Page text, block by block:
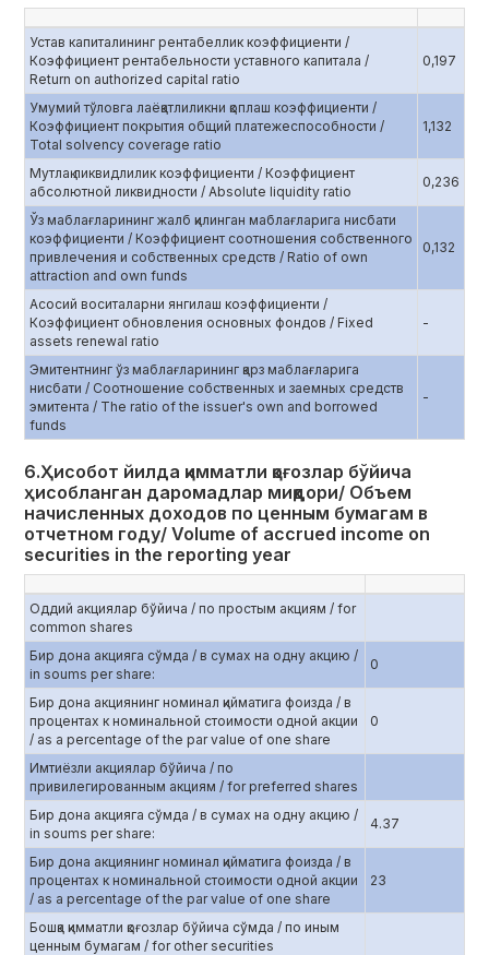
Устав капиталининг рентабеллик коэффициенти /
Коэффициент рентабельности уставного капитала /
Return on authorized capital ratio
0,197
Умумий тўловга лаёқатлиликни қоплаш коэффициенти /
Коэффициент покрытия общий платежеспособности /
Total solvency coverage ratio
1,132
Мутлақ ликвидлилик коэффициенти / Коэффициент
абсолютной ликвидности / Absolute liquidity ratio
0,236
Ўз маблағларининг жалб қилинган маблағларига нисбати
коэффициенти / Коэффициент соотношения собственного
привлечения и собственных средств / Ratio of own
attraction and own funds
0,132
Асосий воситаларни янгилаш коэффициенти /
Коэффициент обновления основных фондов / Fixed
assets renewal ratio
-
Эмитентнинг ўз маблағларининг қарз маблағларига
нисбати / Соотношение собственных и заемных средств
эмитента / The ratio of the issuer's own and borrowed
funds
-
6.Ҳисобот йилда қимматли қоғозлар бўйича
ҳисобланган даромадлар миқдори/ Объем
начисленных доходов по ценным бумагам в
отчетном году/ Volume of accrued income on
securities in the reporting year
Оддий акциялар бўйича / по простым акциям / for
common shares
Бир дона акцияга сўмда / в сумах на одну акцию /
in soums per share:
0
Бир дона акциянинг номинал қийматига фоизда / в
процентах к номинальной стоимости одной акции
/ as a percentage of the par value of one share
0
Имтиёзли акциялар бўйича / по
привилегированным акциям / for preferred shares
Бир дона акцияга сўмда / в сумах на одну акцию /
in soums per share:
4.37
Бир дона акциянинг номинал қийматига фоизда / в
процентах к номинальной стоимости одной акции
/ as a percentage of the par value of one share
23
Бошқа қимматли қоғозлар бўйича сўмда / по иным
ценным бумагам / for other securities